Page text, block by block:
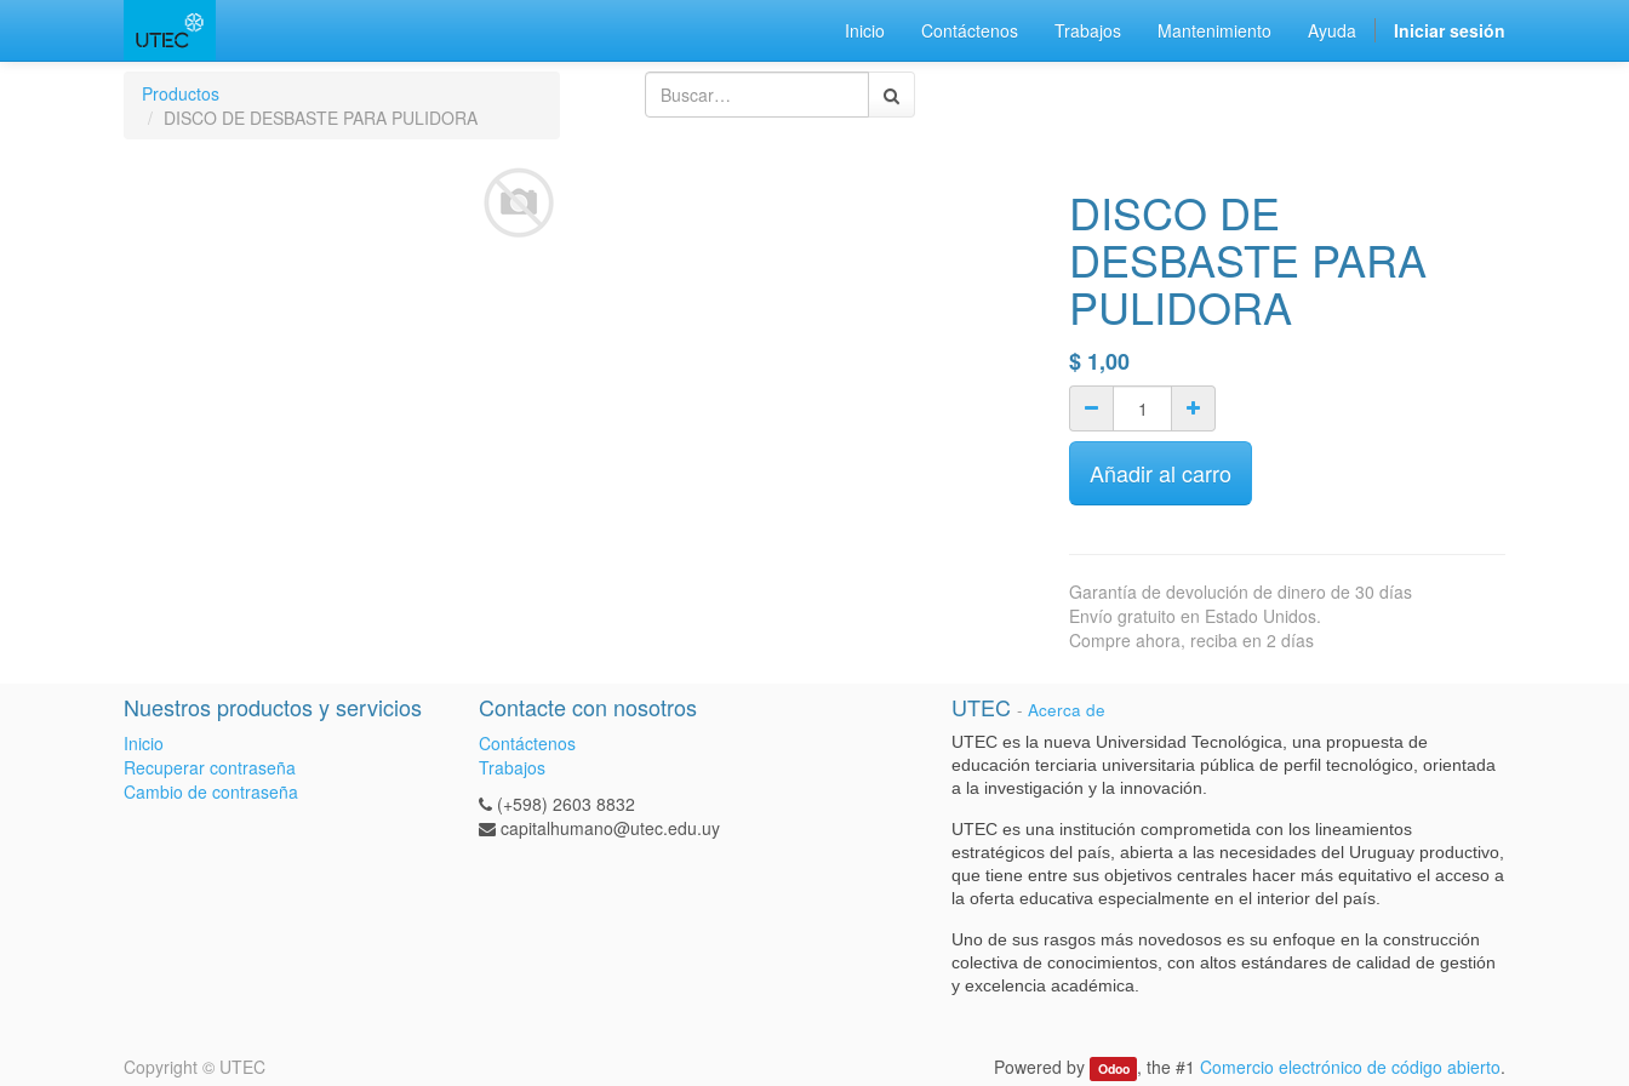
Inicio Contáctenos Trabajos Mantenimiento Ayuda Iniciar sesión
Productos
DISCO DE DESBASTE PARA PULIDORA
DISCO DE
DESBASTE PARA
PULIDORA
$ 1,00
Añadir al carro
Garantía de devolución de dinero de 30 días
Envío gratuito en Estado Unidos.
Compre ahora, reciba en 2 días
Nuestros productos y servicios
Inicio
Recuperar contraseña
Cambio de contraseña
Contacte con nosotros
Contáctenos
Trabajos
(+598) 2603 8832
capitalhumano@utec.edu.uy
UTEC - Acerca de
UTEC es la nueva Universidad Tecnológica, una propuesta de
educación terciaria universitaria pública de perfil tecnológico, orientada
a la investigación y la innovación.
UTEC es una institución comprometida con los lineamientos
estratégicos del país, abierta a las necesidades del Uruguay productivo,
que tiene entre sus objetivos centrales hacer más equitativo el acceso a
la oferta educativa especialmente en el interior del país.
Uno de sus rasgos más novedosos es su enfoque en la construcción
colectiva de conocimientos, con altos estándares de calidad de gestión
y excelencia académica.
Powered by Odoo , the #1 Comercio electrónico de código abierto.
Copyright © UTEC